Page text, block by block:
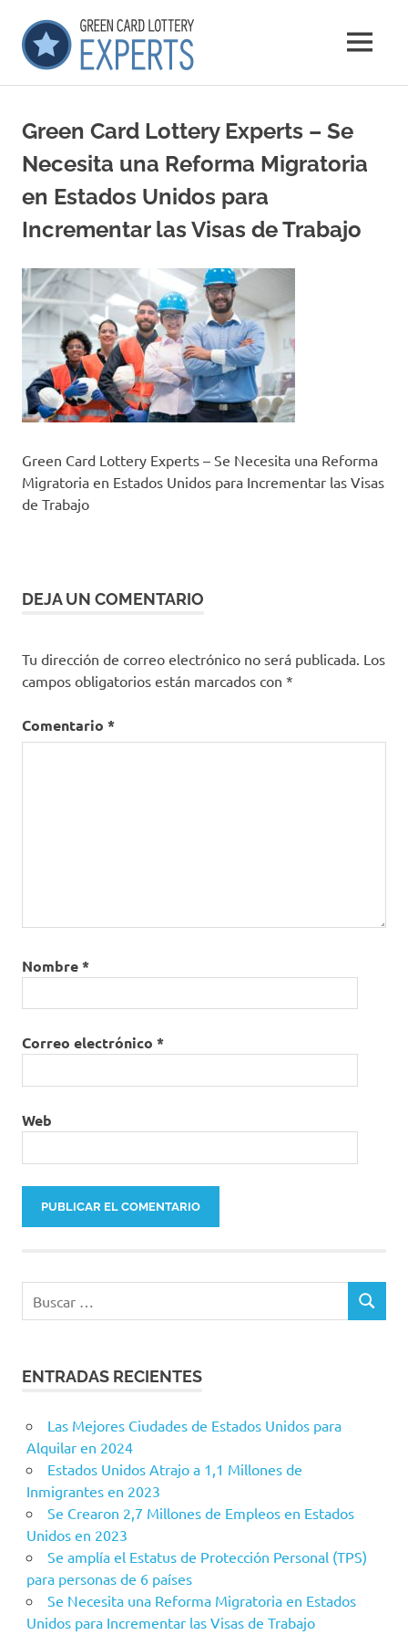
contenido
GCLExperts
Experts
MENÚ
Green Card Lottery Experts – Se
Necesita una Reforma Migratoria
en Estados Unidos para
Incrementar las Visas de Trabajo
Green Card Lottery Experts – Se Necesita una Reforma
Migratoria en Estados Unidos para Incrementar las Visas
de Trabajo
DEJA UN COMENTARIO
Tu dirección de correo electrónico no será publicada. Los
campos obligatorios están marcados con *
Comentario *
Nombre*
Correo electrónico *
Web
BUSCAR
ENTRADAS RECIENTES
Las Mejores Ciudades de Estados Unidos para
Alquilar en 2024
Estados Unidos Atrajo a 1,1 Millones de
Inmigrantes en 2023
Se Crearon 2,7 Millones de Empleos en Estados
Unidos en 2023
Se amplía el Estatus de Protección Personal (TPS)
para personas de 6 países
Se Necesita una Reforma Migratoria en Estados
Unidos para Incrementar las Visas de Trabajo